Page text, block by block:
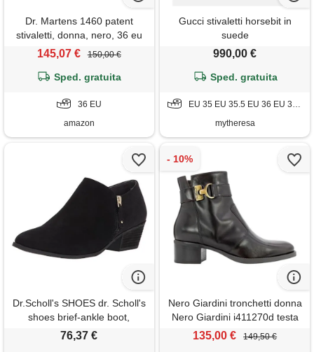
Dr. Martens 1460 patent
stivaletti, donna, nero, 36 eu
145,07 € 150,00 €
Sped. gratuita
36 EU
amazon
Gucci stivaletti horsebit in
suede
990,00 €
Sped. gratuita
EU 35 EU 35.5 EU 36 EU 36.5 EU 37 EU 37.5 EU 38 EU 38.5 EU 39 EU 39.5 EU 40 EU 40.5 EU 41 EU 41.5 EU 42
mytheresa
Dr.Scholl's SHOES dr. Scholl's
shoes brief-ankle boot,
stivaletto donna, pelle
76,37 €
Nero Giardini tronchetti donna
Nero Giardini i411270d testa
di moro/36 eu
135,00 € 149,50 €